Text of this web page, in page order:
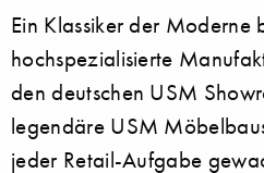
Ein Klassiker der Moderne
hochspezialisierte
den deutschen USM
legendäre USM
jeder Retail-Aufgabe